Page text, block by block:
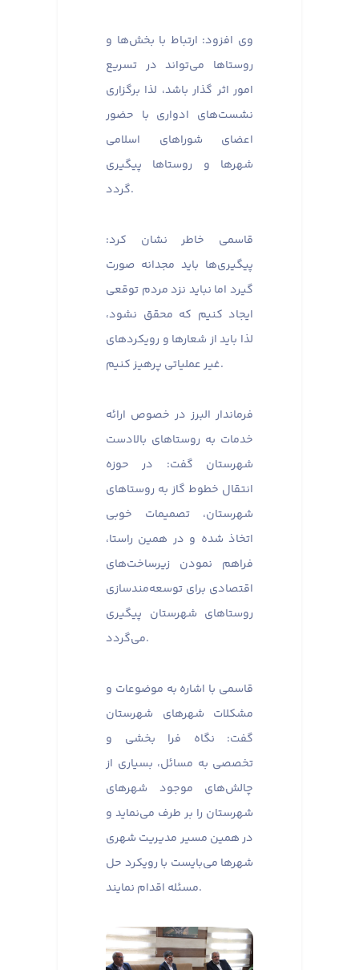
وی افزود: ارتباط با بخش‌ها و
روستاها می‌تواند در تسریع
امور اثر گذار باشد، لذا برگزاری
نشست‌های ادواری با حضور
اعضای شوراهای اسلامی
شهرها و روستاها پیگیری
گردد.
قاسمی خاطر نشان کرد:
پیگیری‌ها باید مجدانه صورت
گیرد اما نباید نزد مردم توقعی
ایجاد کنیم که محقق نشود،
لذا باید از شعارها و رویکردهای
غیر عملیاتی پرهیز کنیم.
فرماندار البرز در خصوص ارائه
خدمات به روستاهای بالادست
شهرستان گفت: در حوزه
انتقال خطوط گاز به روستاهای
شهرستان، تصمیمات خوبی
اتخاذ شده و در همین راستا،
فراهم نمودن زیرساخت‌های
اقتصادی برای توسعه‌مندسازی
روستاهای شهرستان پیگیری
می‌گردد.
قاسمی با اشاره به موضوعات و
مشکلات شهرهای شهرستان
گفت: نگاه فرا بخشی و
تخصصی به مسائل، بسیاری از
چالش‌های موجود شهرهای
شهرستان را بر طرف می‌نماید و
در همین مسیر مدیریت شهری
شهرها می‌بایست با رویکرد حل
مسئله اقدام نمایند.